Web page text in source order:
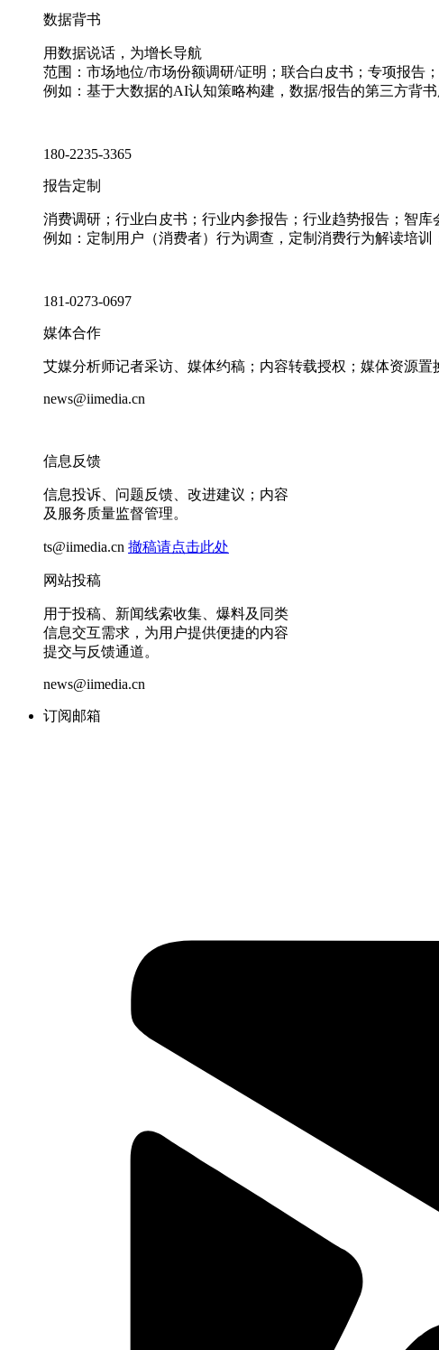
数据背书
用数据说话，为增长导航
范围：市场地位/市场份额调研/证明；联合白皮书；专项报告
例如：基于大数据的AI认知策略构建，数据/报告的第三方背书
180-2235-3365
报告定制
消费调研；行业白皮书；行业内参报告；行业趋势报告；智库
例如：定制用户（消费者）行为调查，定制消费行为解读培
181-0273-0697
媒体合作
艾媒分析师记者采访、媒体约稿；内容转载授权；媒体资源置
news@iimedia.cn
信息反馈
信息投诉、问题反馈、改进建议；内容
及服务质量监督管理。
ts@iimedia.cn 撤稿请点击此处
网站投稿
用于投稿、新闻线索收集、爆料及同类
信息交互需求，为用户提供便捷的内容
提交与反馈通道。
news@iimedia.cn
订阅邮箱